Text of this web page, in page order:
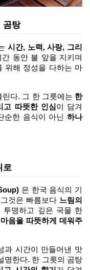
곰탕
시간, 노력, 사랑, 그리
동안 불 앞을 지키며
위해 정성을 다하는 마
린다. 그 한 그릇에는 한
고 따뜻한 인심이 담겨
순한 음식이 아닌 하나
로
은 한국 음식의 기
것은 빠름보다 느림의
투명하고 깊은 국물 한
마음을 따뜻하게 데워주
과 시간이 만들어낸 맛
명한다. 한 그릇의 곰탕